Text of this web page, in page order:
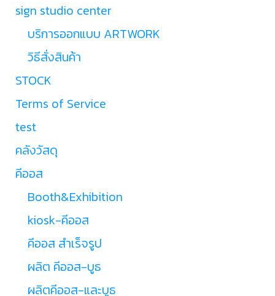
sign studio center
บริการออกแบบ ARTWORK
วิธีสั่งสินค้า
STOCK
Terms of Service
test
คลังวัสดุ
คีออส
Booth&Exhibition
kiosk-คีออส
คีออส สำเร็จรูป
ผลิต คีออส-บูธ
ผลิตคีออส-และบูธ